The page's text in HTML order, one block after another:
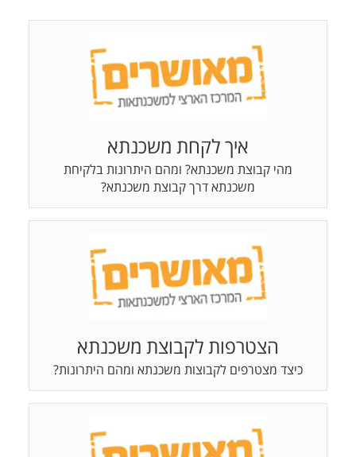
איך לקחת משכנתא
מהי קבוצת משכנתא? ומהם היתרונות בלקיחת
משכנתא דרך קבוצת משכנתא?
הצטרפות לקבוצת משכנתא
כיצד מצטרפים לקבוצות משכנתא ומהם היתרונות?